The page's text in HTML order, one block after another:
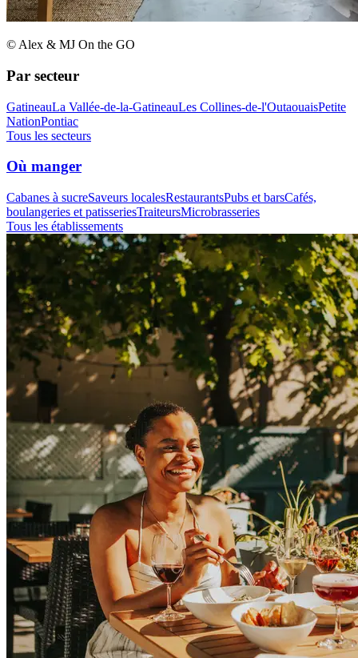
© Alex & MJ On the GO
Par secteur
GatineauLa Vallée-de-la-GatineauLes Collines-de-l'OutaouaisPetite
NationPontiac
Tous les secteurs
Où manger
Cabanes à sucreSaveurs localesRestaurantsPubs et barsCafés,
boulangeries et patisseriesTraiteursMicrobrasseries
Tous les établissements